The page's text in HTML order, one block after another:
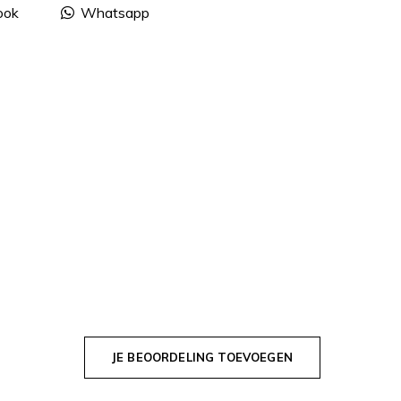
Whatsapp
JE BEOORDELING TOEVOEGEN